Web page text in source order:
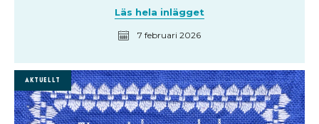
Läs hela inlägget
7 februari 2026
Aktuellt